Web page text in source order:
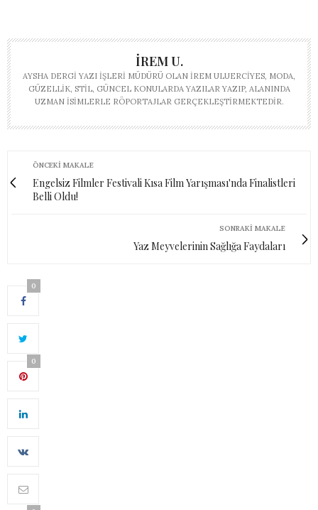
İREM U.
AYSHA DERGI YAZI İŞLERI MÜDÜRÜ OLAN İREM ULUERCIYES, MODA,
GÜZELLIK, STIL, GÜNCEL KONULARDA YAZILAR YAZIP, ALANINDA
UZMAN ISIMLERLE RÖPORTAJLAR GERÇEKLEŞTIRMEKTEDIR.
ÖNCEKI MAKALE
Engelsiz Filmler Festivali Kısa Film Yarışması'nda Finalistleri
Belli Oldu!
SONRAKI MAKALE
Yaz Meyvelerinin Sağlığa Faydaları
0
0